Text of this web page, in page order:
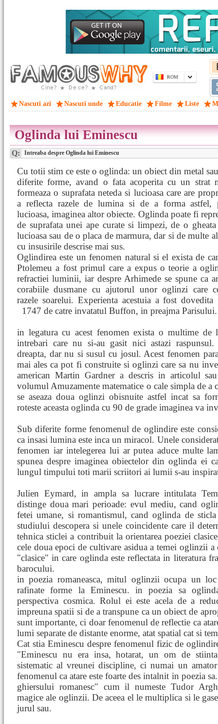
ROM
Nascuti azi Nascuti unde Educatie Filme Liste
Oglinda lui Eminescu
Q: Intreaba despre Oglinda lui Eminescu
Cu totii stim ce este o oglinda: un obiect din metal
diferite forme, avand o fata acoperita cu un strat
formeaza o suprafata neteda si lucioasa care are
a reflecta razele de lumina si de a forma astfel,
lucioasa, imaginea altor obiecte. Oglinda poate fi
de suprafata unei ape curate si limpezi, de o
lucioasa sau de o placa de marmura, dar si de multe
cu insusirile descrise mai sus.
Oglindirea este un fenomen natural si el exista de
Ptolemeu a fost primul care a expus o teorie a
refractiei luminii, iar despre Arhimede se spune ca
corabiile dusmane cu ajutorul unor oglinzi care
razele soarelui. Experienta acestuia a fost
1747 de catre invatatul Buffon, in preajma Parisului.
in legatura cu acest fenomen exista o multime de
intrebari care nu si-au gasit nici astazi raspunsul.
dreapta, dar nu si susul cu josul. Acest fenomen
mai ales ca pot fi construite si oglinzi care sa nu
american Martin Gardner a descris in articolul
volumul Amuzamente matematice o cale simpla de
se aseaza doua oglinzi obisnuite astfel incat sa
roteste aceasta oglinda cu 90 de grade imaginea va
Sub diferite forme fenomenul de oglindire este
ca insasi lumina este inca un miracol. Unele
fenomen iar intelegerea lui ar putea aduce multe
spunea despre imaginea obiectelor din oglinda ei
lungul timpului toti marii scriitori ai lumii s-au
Julien Eymard, in ampla sa lucrare intitulata
distinge doua mari perioade: evul mediu, cand
fetei umane, si romantismul, cand oglinda de
studiului descopera si unele coincidente care il
tehnica sticlei a contribuit la orientarea poeziei
cele doua epoci de cultivare asidua a temei oglinzii
"clasice" in care oglinda este reflectata in literatura
barocului.
in poezia romaneasca, mitul oglinzii ocupa un
rafinate forme la Eminescu. in poezia sa
perspectiva cosmica. Rolul ei este acela de a
impreuna spatii si de a transpune ca un obiect de
sunt importante, ci doar fenomenul de reflectie ca
lumi separate de distante enorme, atat spatial cat si
Cat stia Eminescu despre fenomenul fizic de
"Eminescu nu era insa, hotarat, un om de
sistematic al vreunei discipline, ci numai un
fenomenul ca atare este foarte des intalnit in poezia
ghiersului romanesc" cum il numeste Tudor
magice ale oglinzii. De aceea el le multiplica si le
jurul sau.